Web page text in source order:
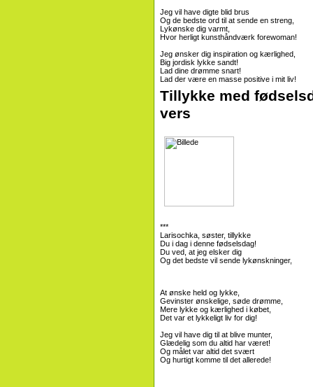
Jeg vil have digte blid brus
Og de bedste ord til at sende en streng,
Lykønske dig varmt,
Hvor herligt kunsthåndværk forewoman!
Jeg ønsker dig inspiration og kærlighed,
Big jordisk lykke sandt!
Lad dine drømme snart!
Lad der være en masse positive i mit liv!
Tillykke med
vers
***
Larisochka, søster, tillykke
Du i dag i denne fødselsdag!
Du ved, at jeg elsker dig
Og det bedste vil sende lykønskninger,
At ønske held og lykke,
Gevinster ønskelige, søde drømme,
Mere lykke og kærlighed i købet,
Det var et lykkeligt liv for dig!
Jeg vil have dig til at blive munter,
Glædelig som du altid har været!
Og målet var altid det svært
Og hurtigt komme til det allerede!